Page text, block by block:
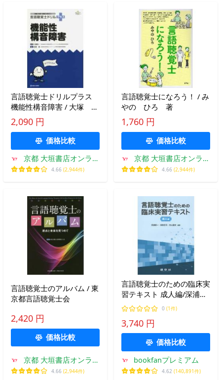
言語聴覚士ドリルプラス
機能性構音障害 / 大塚 裕
一 編集
2,090 円
価格比較
京都 大垣書店オンライ
ン
4.66 (2,944件)
言語聴覚士になろう！ / み
やの ひろ 著
1,760 円
価格比較
京都 大垣書店オンライ
ン
4.66 (2,944件)
言語聴覚士のアルバム / 東
京都言語聴覚士会
2,420 円
価格比較
京都 大垣書店オンライ
ン
4.66 (2,944件)
言語聴覚士のための臨床実
習テキスト 成人編/深浦順
一/爲数哲司/内山量史
0 (1件)
3,740 円
価格比較
bookfanプレミアム
4.62 (140,891件)